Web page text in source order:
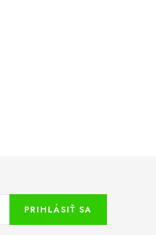
PRIHLÁSIŤ SA